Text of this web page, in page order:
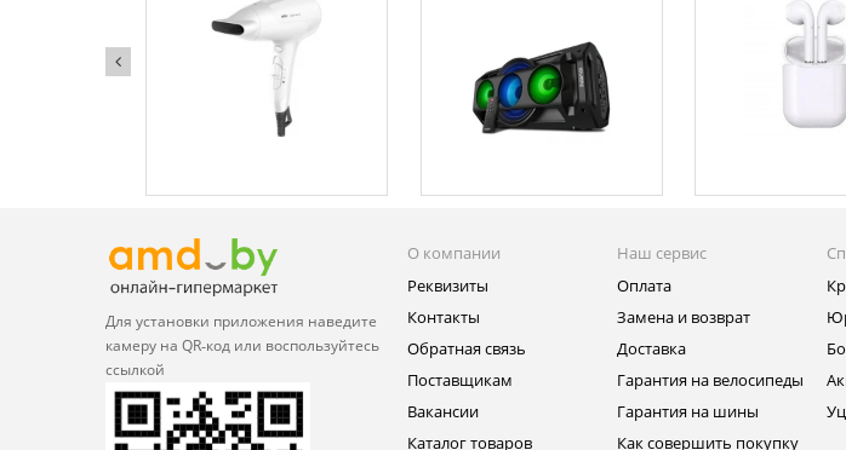
Для установки приложения наведите
камеру на QR‑код или воспользуйтесь
ссылкой
О компании
Реквизиты
Контакты
Обратная связь
Поставщикам
Вакансии
Каталог товаров
Наш сервис
Оплата
Замена и возврат
Доставка
Гарантия на велосипеды
Гарантия на шины
Как совершить покупку